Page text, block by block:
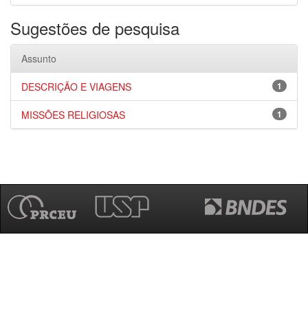
Sugestões de pesquisa
Assunto
1
DESCRIÇÃO E VIAGENS
1
MISSÕES RELIGIOSAS